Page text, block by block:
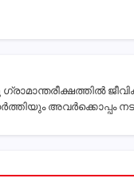
അവർക്കൊപ്പം